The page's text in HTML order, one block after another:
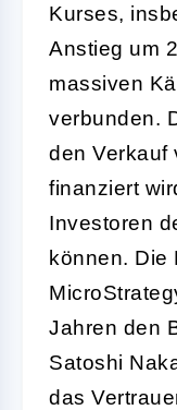
Kurses,
Anstieg um
massiven
verbunden.
den Verkauf
finanziert
Investoren
können. Die
Jahren den
Satoshi
das